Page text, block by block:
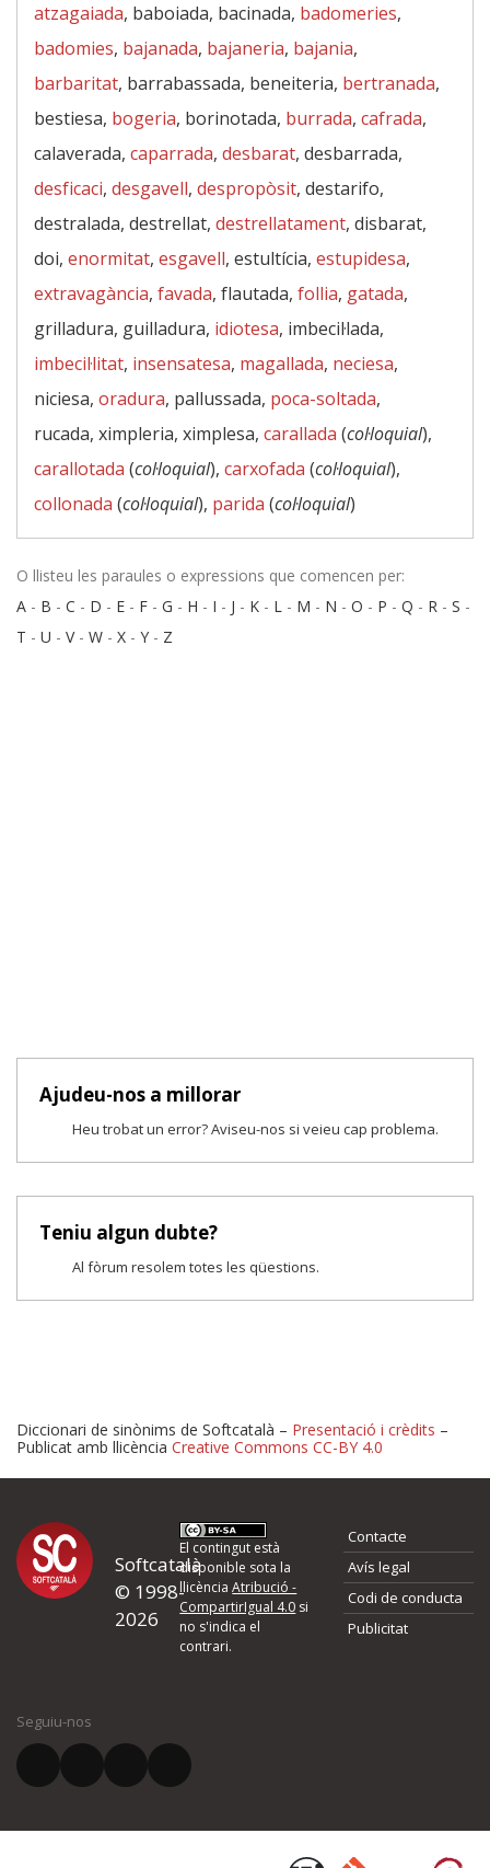
atzagaiada, baboiada, bacinada, badomeries,
badomies, bajanada, bajaneria, bajania,
barbaritat, barrabassada, beneiteria, bertranada,
bestiesa, bogeria, borinotada, burrada, cafrada,
calaverada, caparrada, desbarat, desbarrada,
desficaci, desgavell, despropòsit, destarifo,
destralada, destrellat, destrellatament, disbarat,
doi, enormitat, esgavell, estultícia, estupidesa,
extravagància, favada, flautada, follia, gatada,
grilladura, guilladura, idiotesa, imbecil·lada,
imbecil·litat, insensatesa, magallada, neciesa,
niciesa, oradura, pallussada, poca-soltada,
rucada, ximpleria, ximplesa, carallada (col·loquial),
carallotada (col·loquial), carxofada (col·loquial),
collonada (col·loquial), parida (col·loquial)
O llisteu les paraules o expressions que comencen per:
A - B - C - D - E - F - G - H - I - J - K - L - M - N - O - P - Q - R - S -
T - U - V- W - X - Y - Z
Ajudeu-nos a millorar
Heu trobat un error? Aviseu-nos si veieu cap problema.
Teniu algun dubte?
Al fòrum resolem totes les qüestions.
Proposeu-nos millores o
d'errors
Si heu trobat un error o voleu proposar alguna millora, ompliu els
quina és la millora que proposeu o l'error del qual voleu informar-
El vostre correu electrònic *
Diccionari de sinònims de Softcatalà – Presentació i crèdits –
Publicat amb llicència Creative Commons CC-BY 4.0
Softcatalà
© 1998-
2026
El contingut està
disponible sota la
llicènciaAtribució -
CompartirIgual 4.0 si
no s'indica el
contrari.
Contacte
Avís legal
Codi de conducta
Publicitat
Seguiu-nos